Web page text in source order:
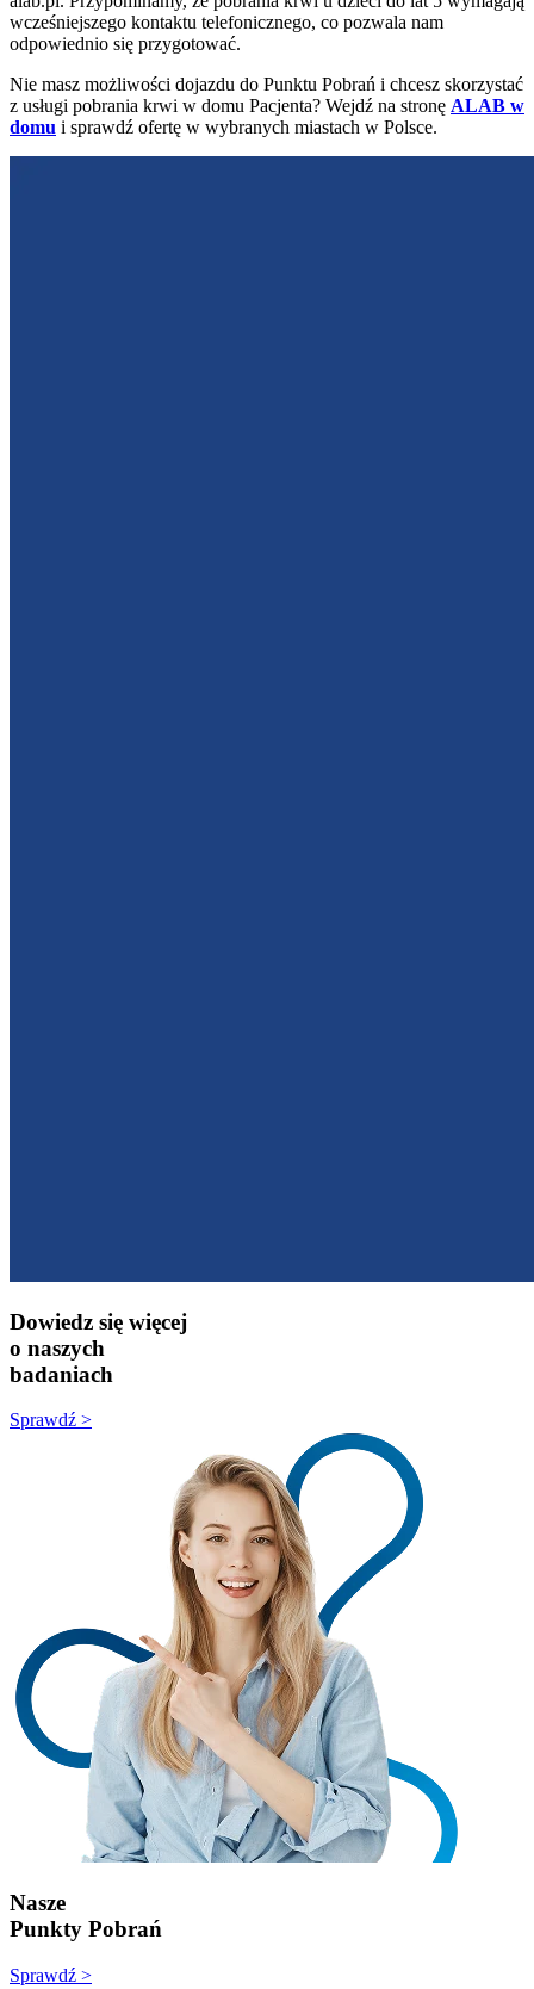
wcześniejszego kontaktu telefonicznego, co pozwala nam
odpowiednio się przygotować.
Nie masz możliwości dojazdu do Punktu Pobrań i chcesz skorzystać
z usługi pobrania krwi w domu Pacjenta? Wejdź na stronę ALAB w
domu i sprawdź ofertę w wybranych miastach w Polsce.
Dowiedz się więcej
o naszych
badaniach
Sprawdź >
Nasze
Punkty Pobrań
Sprawdź >